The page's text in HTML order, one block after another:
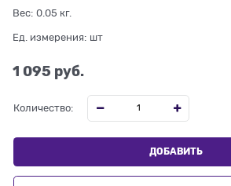
Вес: 0.05 кг.
Ед. измерения: шт
1 095 руб.
Количество:
ДОБАВИТЬ